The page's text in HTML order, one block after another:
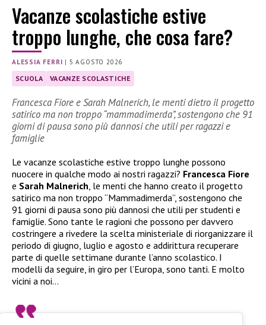
Vacanze scolastiche estive
troppo lunghe, che cosa fare?
ALESSIA FERRI | 5 AGOSTO 2026
SCUOLA VACANZE SCOLASTICHE
Francesca Fiore e Sarah Malnerich, le menti dietro il progetto
satirico ma non troppo “mammadimerda”, sostengono che 91
giorni di pausa sono più dannosi che utili per ragazzi e
famiglie
Le vacanze scolastiche estive troppo lunghe possono
nuocere in qualche modo ai nostri ragazzi? Francesca Fiore
e Sarah Malnerich , le menti che hanno creato il progetto
satirico ma non troppo “Mammadimerda”, sostengono che
91 giorni di pausa sono più dannosi che utili per studenti e
famiglie. Sono tante le ragioni che possono per davvero
costringere a rivedere la scelta ministeriale di riorganizzare il
periodo di giugno, luglio e agosto e addirittura recuperare
parte di quelle settimane durante l’anno scolastico. I
modelli da seguire, in giro per l’Europa, sono tanti. E molto
vicini a noi…